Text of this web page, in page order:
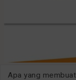
Apa yang